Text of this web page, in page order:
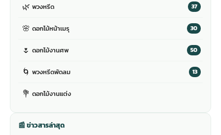
🌿 พวงหรีด 37
🌸 ดอกไม้หน้าเมรุ 30
🌷 ดอกไม้งานศพ 50
🌀 พวงหรีดพัดลม 13
💐 ดอกไม้งานแต่ง
📰 ข่าวสารล่าสุด